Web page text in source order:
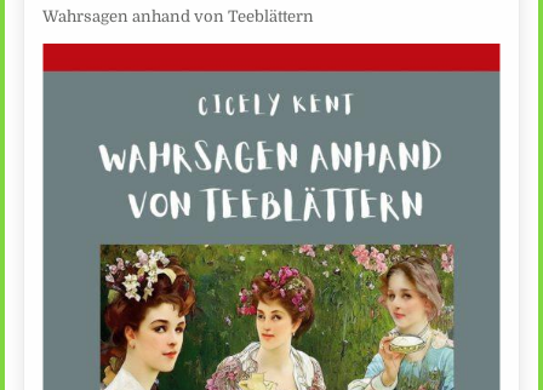
Wahrsagen anhand von Teeblättern